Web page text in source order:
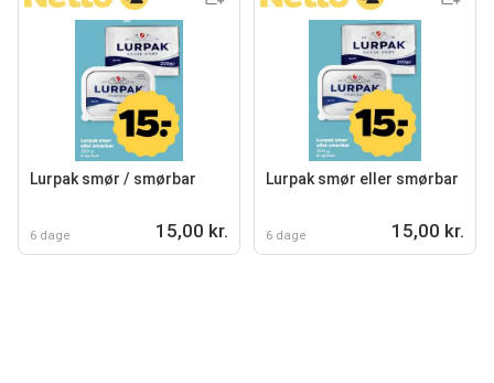
Lurpak smør / smørbar
6 dage 15,00 kr.
Lurpak smør eller smørbar
6 dage 15,00 kr.